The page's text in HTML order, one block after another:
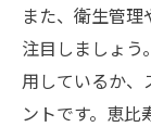
また、衛生管
注目しましょ
用しているか、
ントです。恵